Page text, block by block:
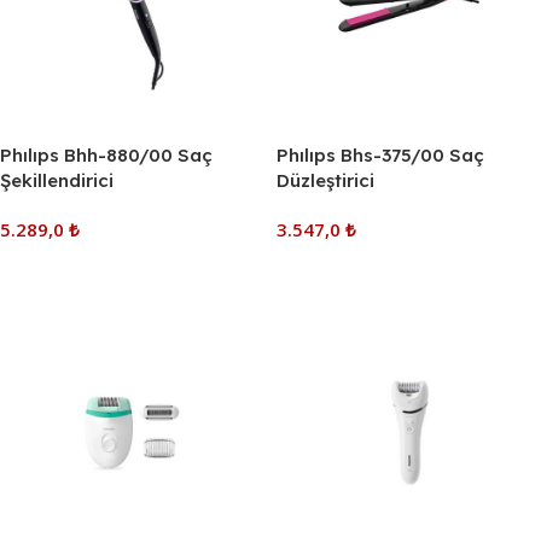
Phılıps Bhh-880/00 Saç
Şekillendirici
5.289,0 ₺
Phılıps Bhs-375/00 Saç
Düzleştirici
3.547,0 ₺